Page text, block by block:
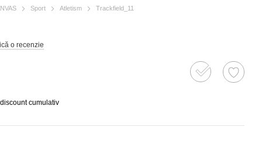
Sport Atletism Trackfield_11
o recenzie
cumulativ